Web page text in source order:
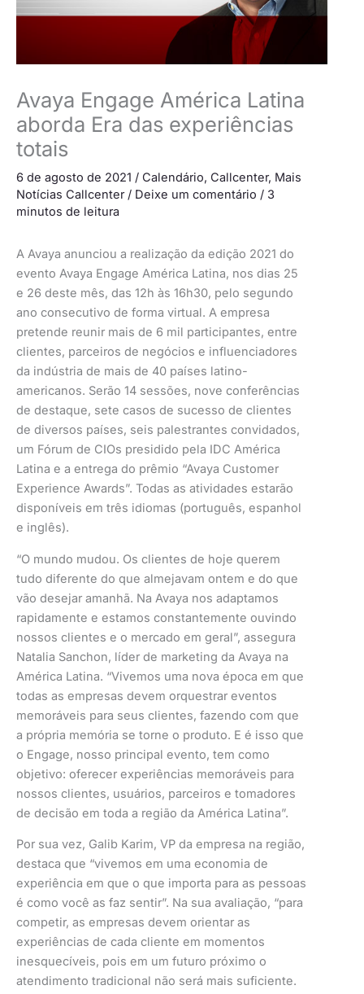
Avaya Engage América Latina
aborda Era das experiências
totais
6 de agosto de 2021 / Calendário, Callcenter, Mais
Notícias Callcenter/ Deixe um comentário / 3
minutos de leitura
A Avaya anunciou a realização da edição 2021 do
evento Avaya Engage América Latina, nos dias 25
e 26 deste mês, das 12h às 16h30, pelo segundo
ano consecutivo de forma virtual. A empresa
pretende reunir mais de 6 mil participantes, entre
clientes, parceiros de negócios e influenciadores
da indústria de mais de 40 países latino-
americanos. Serão 14 sessões, nove conferências
de destaque, sete casos de sucesso de clientes
de diversos países, seis palestrantes convidados,
um Fórum de CIOs presidido pela IDC América
Latina e a entrega do prêmio “Avaya Customer
Experience Awards”. Todas as atividades estarão
disponíveis em três idiomas (português, espanhol
e inglês).
“O mundo mudou. Os clientes de hoje querem
tudo diferente do que almejavam ontem e do que
vão desejar amanhã. Na Avaya nos adaptamos
rapidamente e estamos constantemente ouvindo
nossos clientes e o mercado em geral”, assegura
Natalia Sanchon, líder de marketing da Avaya na
América Latina. “Vivemos uma nova época em que
todas as empresas devem orquestrar eventos
memoráveis para seus clientes, fazendo com que
a própria memória se torne o produto. E é isso que
o Engage, nosso principal evento, tem como
objetivo: oferecer experiências memoráveis para
nossos clientes, usuários, parceiros e tomadores
de decisão em toda a região da América Latina”.
Por sua vez, Galib Karim, VP da empresa na região,
destaca que “vivemos em uma economia de
experiência em que o que importa para as pessoas
é como você as faz sentir”. Na sua avaliação, “para
competir, as empresas devem orientar as
experiências de cada cliente em momentos
inesquecíveis, pois em um futuro próximo o
atendimento tradicional não será mais suficiente.